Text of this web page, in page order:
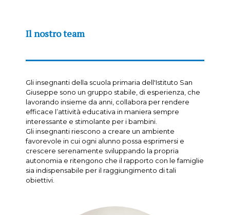
Il nostro team
Gli insegnanti della scuola primaria dell'Istituto San
Giuseppe sono un gruppo stabile, di esperienza, che
lavorando insieme da anni, collabora per rendere
efficace l’attività educativa in maniera sempre
interessante e stimolante per i bambini.
Gli insegnanti riescono a creare un ambiente
favorevole in cui ogni alunno possa esprimersi e
crescere serenamente sviluppando la propria
autonomia e ritengono che il rapporto con le famiglie
sia indispensabile per il raggiungimento di tali
obiettivi.